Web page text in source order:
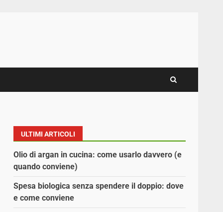
ULTIMI ARTICOLI
Olio di argan in cucina: come usarlo davvero (e
quando conviene)
Spesa biologica senza spendere il doppio: dove
e come conviene